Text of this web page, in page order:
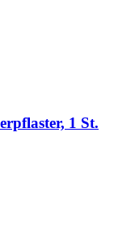
1 St.